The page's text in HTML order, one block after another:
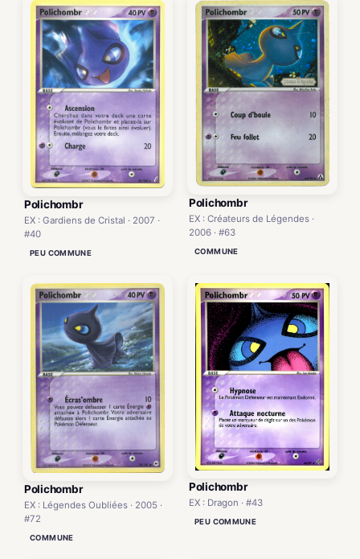
Polichombr
EX : Gardiens de Cristal · 2007 ·
#40
PEU COMMUNE
Polichombr
EX : Créateurs de Légendes ·
2006 · #63
COMMUNE
Polichombr
EX : Légendes Oubliées · 2005 ·
#72
COMMUNE
Polichombr
EX : Dragon · #43
PEU COMMUNE